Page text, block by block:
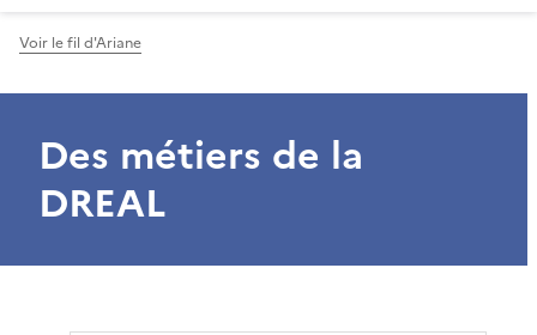
Voir le fil d'Ariane
Des métiers de la
DREAL